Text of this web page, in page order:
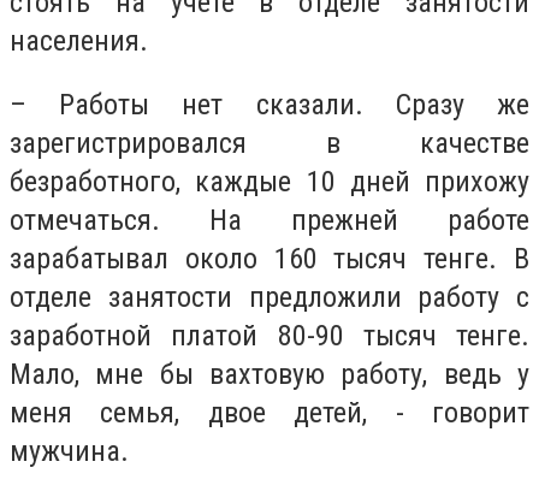
населения.
– Работы нет сказали. Сразу же
зарегистрировался в качестве
безработного, каждые 10 дней прихожу
отмечаться. На прежней работе
зарабатывал около 160 тысяч тенге. В
отделе занятости предложили работу с
заработной платой 80-90 тысяч тенге.
Мало, мне бы вахтовую работу, ведь у
меня семья, двое детей, - говорит
мужчина.